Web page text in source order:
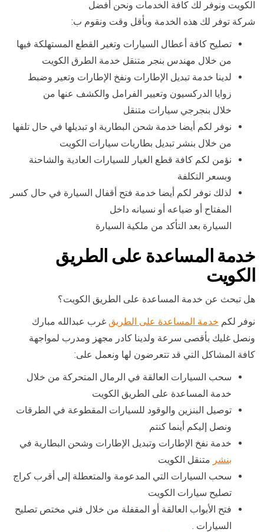
الكويت ونوفر لك كافة الخدمات ونحن أفضل
شركة توفر لك هذه الخدمة وبأقل وقت ونقوم ب:
تصليح كافة أعطال السيارات وتغير القطع المستهلكة فيها
من خلال مهندس بنجر متنقل خدمة الطرق الكويت
لدينا خدمة تبديل الإطارات ونفخ الإطارات وتعير وضبط
زوايا الدركسيون وتعيير الفرامل والكشف عنها من
خلال بنجرجي سيارات متنقل
نوفر لكم أيضا خدمة شحن البطارية او تبديلها في حال تلفها
من خلال بنشر تبديل بطاريات سيارات الكويت
نؤمن لكم كافة قطع الغيار للسيارات العادية والشاحنة
وبسعر التكلفة
لذلك نوفر لكم أيضا خدمة فتح أقفال السيارة في حال كسر
المفتاح أو ضياعه أو نسيانه داخل
السيارة بعد التأكد من ملكية السيارة
خدمة المساعدة على الطريق
الكويت
هل تبحث عن خدمة المساعدة على الطريق الكويت؟
نوفر لكم خدمة المساعدة على الطريق غرب عبدالله مبارك
ونصل غليك بأقصى سرعة ولدينا كادر مجهز ومدرب لمواجهة
كافة المشاكل التي قد تتعرضون لها ونعمل على:
سحب السيارات العالقة في الرمال المتحركة من خلال
خدمة المساعدة على الطريق الكويت
توصيل البنزين والوقود للسيارات المقطوعة في الطرقات
ونصل إليكم أينما كنتم
خدمة نفخ الإطارات وتبديل الإطارات وشحن البطارية في
بنشر متنقل الكويت
سحب السيارات التي المدعومة والمتعطلة إلى أقرب كراج
تصليح سيارات الكويت
فتح الأبواب العالقة أو المقفلة من خلال فني مختص تصليح
السيارات .